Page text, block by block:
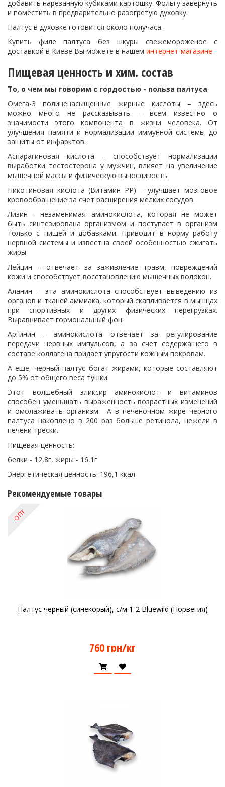
добавить нарезанную кубиками картошку. Фольгу завернуть
и поместить в предварительно разогретую духовку.
Палтус в духовке готовится около получаса.
Купить филе палтуса без шкуры свежемороженое с
доставкой в Киеве Вы можете в нашем интернет-магазине.
Пищевая ценность и хим. состав
То, о чем мы говорим с гордостью - польза палтуса.
Омега-3 полиненасыщенные жирные кислоты – здесь
можно много не рассказывать – всем известно о
значимости этого компонента в жизни человека. От
улучшения памяти и нормализации иммунной системы до
защиты от инфарктов.
Аспарагиновая кислота – способствует нормализации
выработки тестостерона у мужчин, влияет на увеличение
мышечной массы и физическую выносливость
Никотиновая кислота (Витамин РР) – улучшает мозговое
кровообращение за счет расширения мелких сосудов.
Лизин - незаменимая аминокислота, которая не может
быть синтезирована организмом и поступает в организм
только с пищей и добавками. Приводит в норму работу
нервной системы и известна своей особенностью сжигать
жиры.
Лейцин – отвечает за заживление травм, повреждений
кожи и способствует восстановлению мышечных волокон.
Аланин – эта аминокислота способствует выведению из
органов и тканей аммиака, который скапливается в мышцах
при спортивных и других физических перегрузках.
Выравнивает гормональный фон.
Аргинин - аминокислота отвечает за регулирование
передачи нервных импульсов, а за счет содержащего в
составе коллагена придает упругости кожным покровам.
А еще, черный палтус богат жирами, которые составляют
до 5% от общего веса тушки.
Этот волшебный эликсир аминокислот и витаминов
способен уменьшать выраженность возрастных изменений
и омолаживать организм. А в печеночном жире черного
палтуса накоплено в 200 раз больше ретинола, нежели в
печени трески.
Пищевая ценность:
белки - 12,8г, жиры - 16,1г
Энергетическая ценность: 196,1 ккал
Рекомендуемые товары
ОПТ
Палтус черный (синекорый), с/м 1-2 Bluewild (Норвегия)
760 грн/кг